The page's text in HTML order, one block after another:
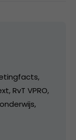
RvT VPRO,